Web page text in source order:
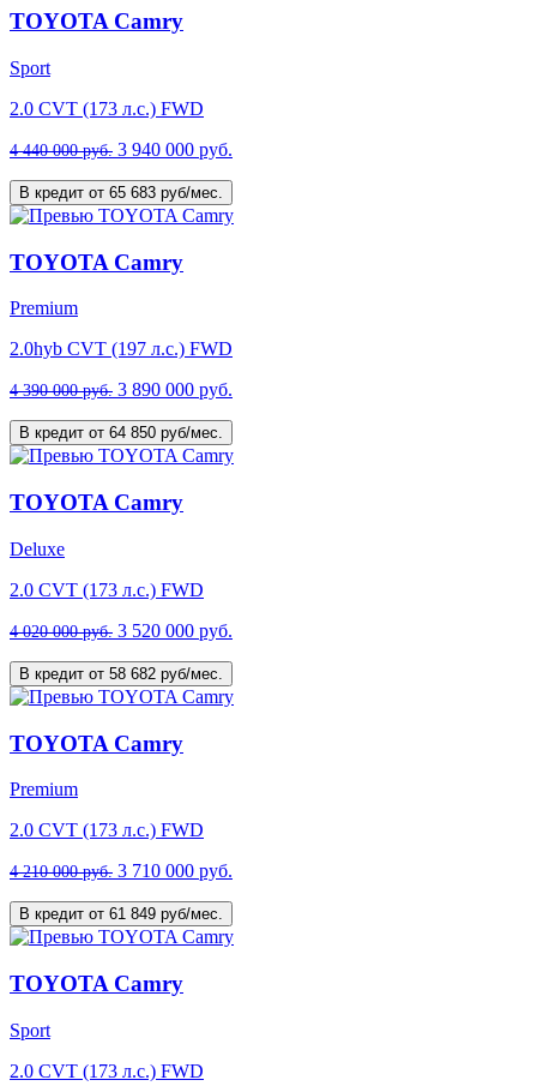
TOYOTA Camry
Sport
2.0 CVT (173 л.с.) FWD
4 440 000 руб. 3 940 000 руб.
В кредит от 65 683 руб/мес.
TOYOTA Camry
Premium
2.0hyb CVT (197 л.с.) FWD
4 390 000 руб. 3 890 000 руб.
В кредит от 64 850 руб/мес.
TOYOTA Camry
Deluxe
2.0 CVT (173 л.с.) FWD
4 020 000 руб. 3 520 000 руб.
В кредит от 58 682 руб/мес.
TOYOTA Camry
Premium
2.0 CVT (173 л.с.) FWD
4 210 000 руб. 3 710 000 руб.
В кредит от 61 849 руб/мес.
TOYOTA Camry
Sport
2.0 CVT (173 л.с.) FWD